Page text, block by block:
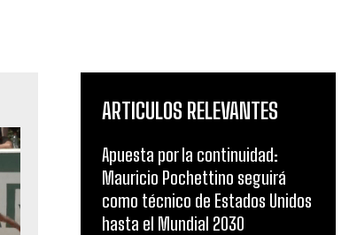
ARTICULOS RELEVANTES
Apuesta por la continuidad:
Mauricio Pochettino seguirá
como técnico de Estados Unidos
hasta el Mundial 2030